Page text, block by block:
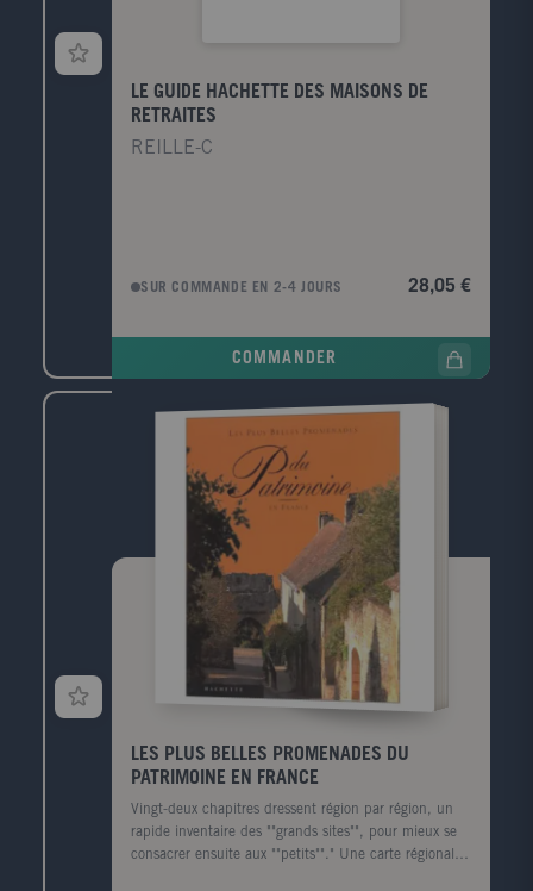
LE GUIDE HACHETTE DES MAISONS DE
RETRAITES
REILLE-C
SUR COMMANDE EN 2-4 JOURS 28,05 €
COMMANDER
LES PLUS BELLES PROMENADES DU
PATRIMOINE EN FRANCE
Vingt-deux chapitres dressent région par région, un
rapide inventaire des ""grands sites"", pour mieux se
consacrer ensuite aux ""petits""." Une carte régionale,